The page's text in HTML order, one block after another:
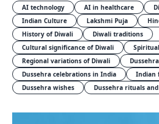
AI technology
AI in healthcare
Indian Culture
Lakshmi Puja
History of Diwali
Diwali traditions
Cultural significance of Diwali
Regional variations of Diwali
Dussehra celebrations in India
Indian
Dussehra wishes
Dussehra rituals